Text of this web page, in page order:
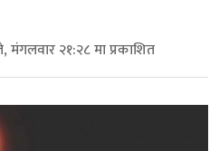
२१:२८ मा प्रकाशित